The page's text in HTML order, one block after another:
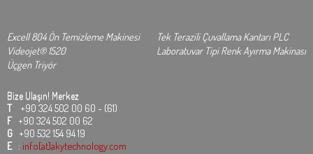
Excell 804 Ön Temizleme Makinesi
Tek Terazili Çuvallama Kantarı PLC
Videojet® 1520
Laboratuvar Tipi Renk Ayırma Makinası
Üçgen Triyör
Bize Ulaşın! Merkez
T +90 324 502 00 60 - (61)
F +90 324 502 00 62
G +90 532 154 94 19
E : info[at]akytechnology.com